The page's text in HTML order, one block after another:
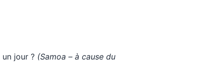
jour ? (Samoa – à cause du